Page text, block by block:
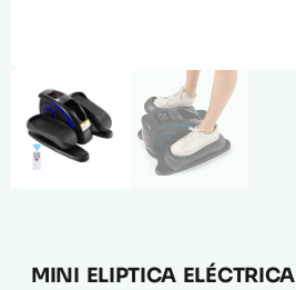
MINI ELIPTICA ELÉCTRICA